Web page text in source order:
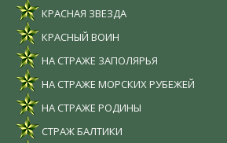
КРАСНАЯ ЗВЕЗДА
КРАСНЫЙ ВОИН
НА СТРАЖЕ ЗАПОЛЯРЬЯ
НА СТРАЖЕ МОРСКИХ РУБЕЖЕЙ
НА СТРАЖЕ РОДИНЫ
СТРАЖ БАЛТИКИ